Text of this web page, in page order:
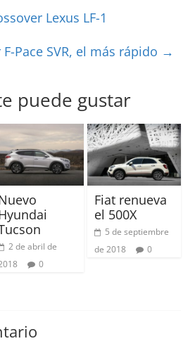
Lexus LF-1
F-Pace SVR, el más rápido →
puede gustar
2 de abril de
0
Fiat renueva
el 500X
5 de septiembre
de 2018
0